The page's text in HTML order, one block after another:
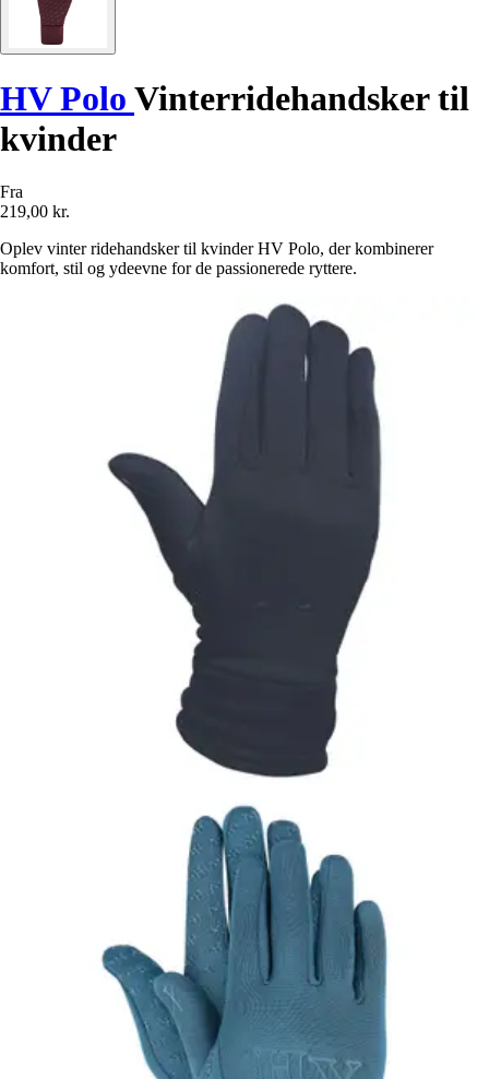
HV Polo Vinterridehandsker til
kvinder
Fra
219,00 kr.
Oplev vinter ridehandsker til kvinder HV Polo, der kombinerer
komfort, stil og ydeevne for de passionerede ryttere.